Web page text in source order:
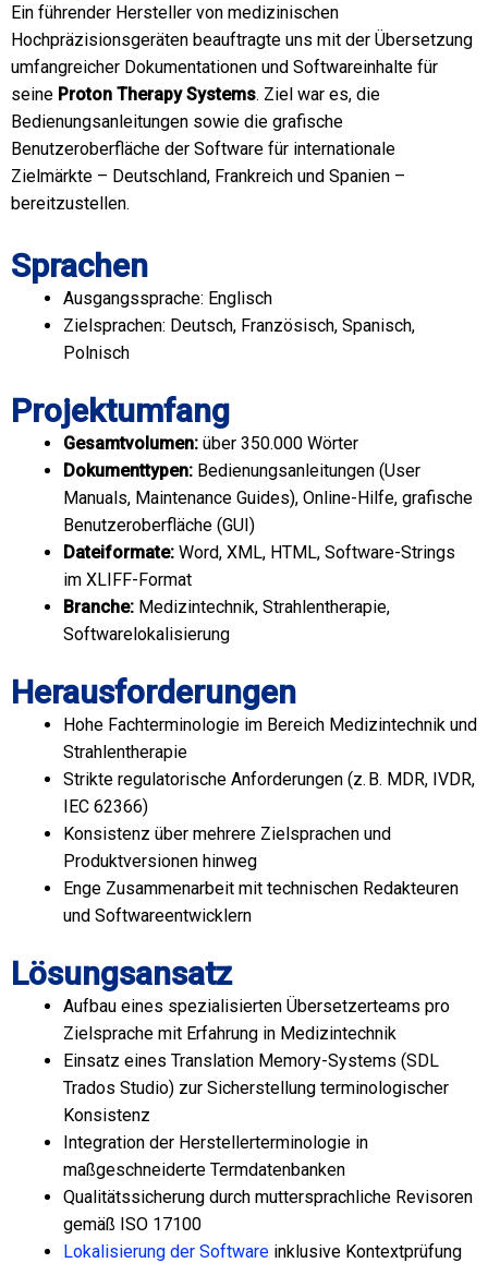
Ein führender Hersteller von medizinischen
Hochpräzisionsgeräten beauftragte uns mit der Übersetzung
umfangreicher Dokumentationen und Softwareinhalte für
seine Proton Therapy Systems. Ziel war es, die
Bedienungsanleitungen sowie die grafische
Benutzeroberfläche der Software für internationale
Zielmärkte – Deutschland, Frankreich und Spanien –
bereitzustellen.
Sprachen
Ausgangssprache: Englisch
Zielsprachen: Deutsch, Französisch, Spanisch,
Polnisch
Projektumfang
Gesamtvolumen: über 350.000 Wörter
Dokumenttypen: Bedienungsanleitungen (User
Manuals, Maintenance Guides), Online-Hilfe, grafische
Benutzeroberfläche (GUI)
Dateiformate: Word, XML, HTML, Software-Strings
im XLIFF-Format
Branche: Medizintechnik, Strahlentherapie,
Softwarelokalisierung
Herausforderungen
Hohe Fachterminologie im Bereich Medizintechnik und
Strahlentherapie
Strikte regulatorische Anforderungen (z. B. MDR, IVDR,
IEC 62366)
Konsistenz über mehrere Zielsprachen und
Produktversionen hinweg
Enge Zusammenarbeit mit technischen Redakteuren
und Softwareentwicklern
Lösungsansatz
Aufbau eines spezialisierten Übersetzerteams pro
Zielsprache mit Erfahrung in Medizintechnik
Einsatz eines Translation Memory-Systems (SDL
Trados Studio) zur Sicherstellung terminologischer
Konsistenz
Integration der Herstellerterminologie in
maßgeschneiderte Termdatenbanken
Qualitätssicherung durch muttersprachliche Revisoren
gemäß ISO 17100
Lokalisierung der Software inklusive Kontextprüfung